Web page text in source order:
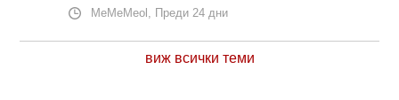
MeMeMeol, Преди 24 дни
виж всички теми